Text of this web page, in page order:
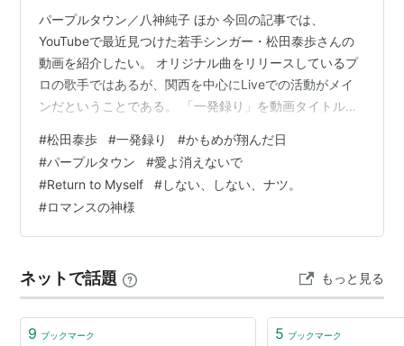
パープルタウン／八神純子 ほか 今回の記事では、
YouTubeで最近見つけた若手シンガー・松田泰歩さんの
動画を紹介したい。 オリジナル曲をリリースしているプ
ロの歌手ではあるが、関西を中心にLiveでの活動がメイ
ンだということである。 「一発録り」を動画タイトルに
力を持ったアーチストということもあって、5曲の選曲は
いずれも歌謡曲界の中でも折り紙付きの歌唱力を持つ実
力派アーチストの、それもパンチの効いた曲を選曲した
次第である。 若手のアーチストが昭和歌謡をカバーする
と、ちょっとオリジナルと音程が違ったり、歌唱の自分
#松田泰歩 #一発録り #かもめが翔んだ日
#パープルタウン #愛よ消えないで
#Return to Myself #しない、しない、ナツ。
#ロマンスの神様
ネットで話題 もっと見る
9 ブックマーク 5 ブックマーク